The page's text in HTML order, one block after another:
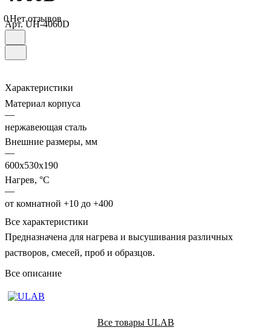
0Нет отзывов
Арт.UH-4060D
Характеристики
Материал корпуса
—
нержавеющая сталь
Внешние размеры, мм
—
600х530х190
Нагрев, °С
—
от комнатной +10 до +400
Все характеристики
Предназначена для нагрева и высушивания различных
растворов, смесей, проб и образцов.
Все описание
Все товары ULAB